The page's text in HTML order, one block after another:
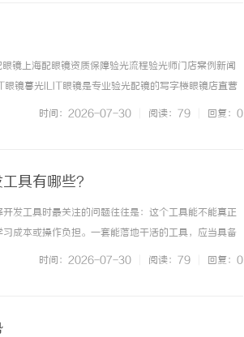
镜上海配眼镜资质保障验光流程验光师门店案例新闻
暮光ILIT眼镜是专业验光配镜的写字楼眼镜店直营
透明价格和直营售后为基础，全场镜片40%-60%优
时间：2026-07-30 阅读：79 回复：0
具有哪些？
发工具时最关注的问题往往是：这个工具能不能真正
成本或操作负担。一套能落地干活的工具，应当具备
道，并且易于上手。特易E平台围绕这一需求，将数
时间：2026-07-30 阅读：79 回复：0